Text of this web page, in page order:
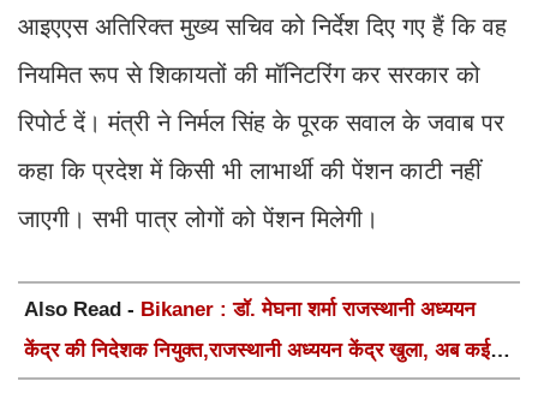
आइएएस अतिरिक्त मुख्य सचिव को निर्देश दिए गए हैं कि वह
नियमित रूप से शिकायतों की मॉनिटरिंग कर सरकार को
रिपोर्ट दें। मंत्री ने निर्मल सिंह के पूरक सवाल के जवाब पर
कहा कि प्रदेश में किसी भी लाभार्थी की पेंशन काटी नहीं
जाएगी। सभी पात्र लोगों को पेंशन मिलेगी।
Also Read - Bikaner : डॉ. मेघना शर्मा राजस्थानी अध्ययन
केंद्र की निदेशक नियुक्त,राजस्थानी अध्ययन केंद्र खुला, अब कई